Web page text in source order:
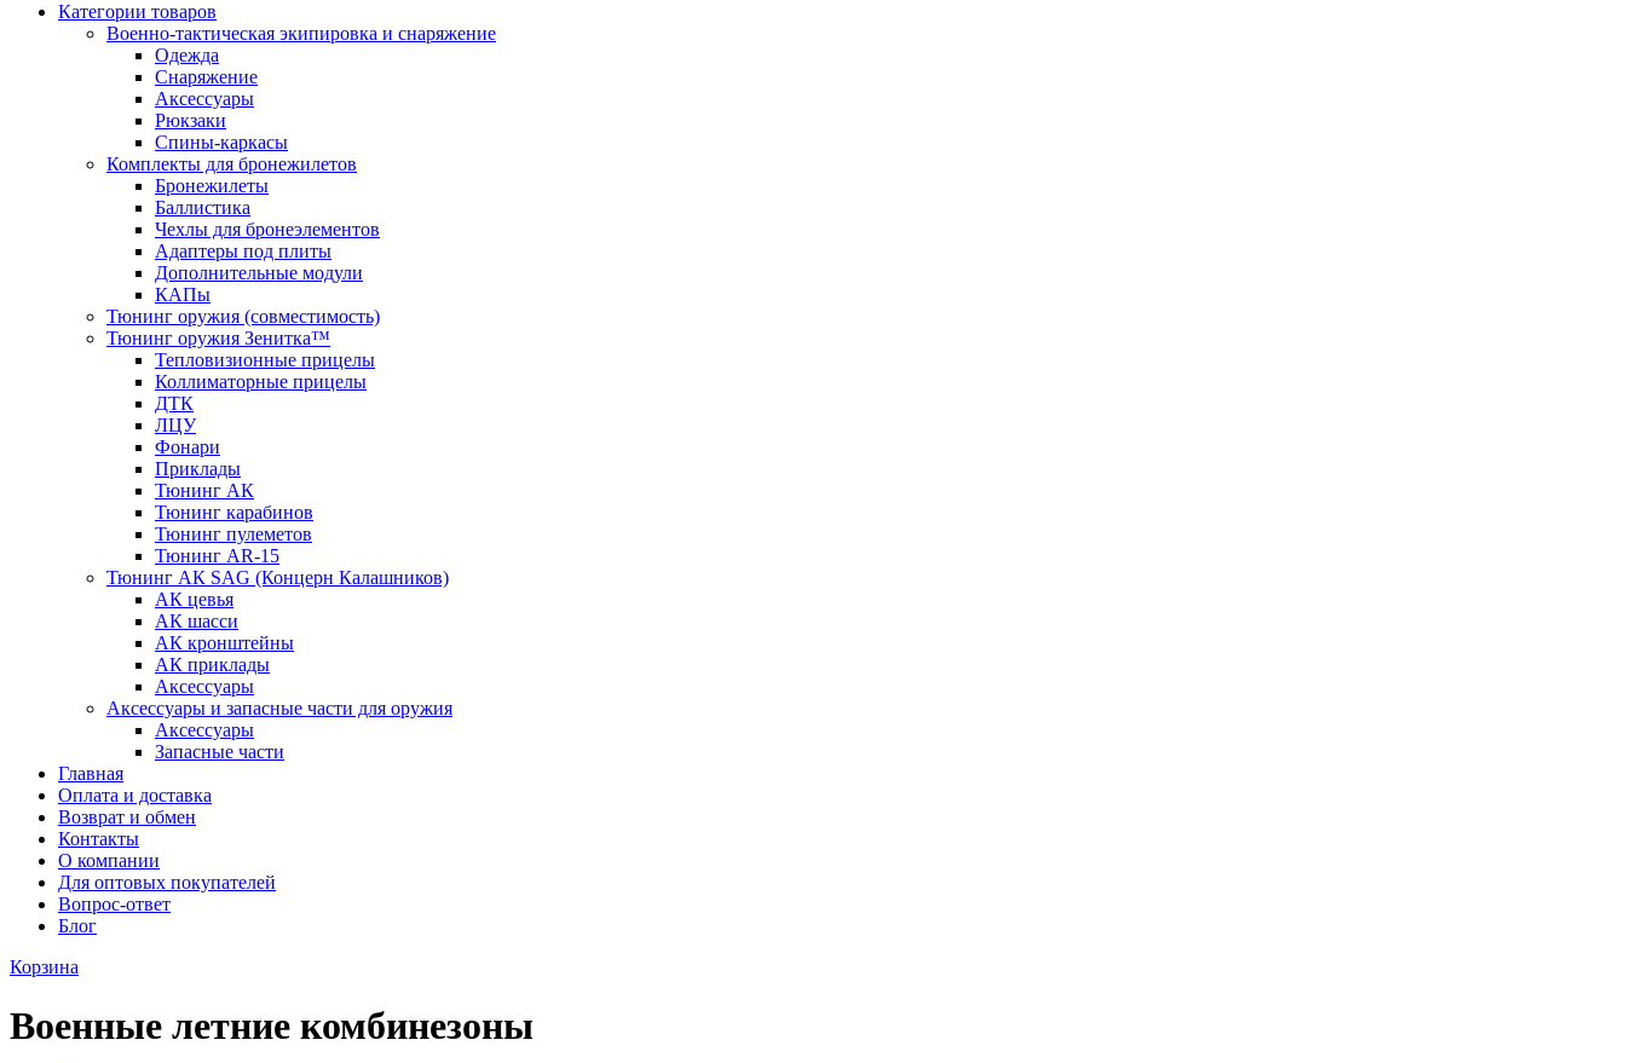
Категории товаров
Военно-тактическая экипировка и снаряжение
Одежда
Снаряжение
Аксессуары
Рюкзаки
Спины-каркасы
Комплекты для бронежилетов
Бронежилеты
Баллистика
Чехлы для бронеэлементов
Адаптеры под плиты
Дополнительные модули
КАПы
Тюнинг оружия (совместимость)
Тюнинг оружия Зенитка™
Тепловизионные прицелы
Коллиматорные прицелы
ДТК
ЛЦУ
Фонари
Приклады
Тюнинг АК
Тюнинг карабинов
Тюнинг пулеметов
Тюнинг AR-15
Тюнинг АК SAG (Концерн Калашников)
АК цевья
АК шасси
АК кронштейны
АК приклады
Аксессуары
Аксессуары и запасные части для оружия
Аксессуары
Запасные части
Главная
Оплата и доставка
Возврат и обмен
Контакты
О компании
Для оптовых покупателей
Вопрос-ответ
Блог
Корзина
Военные летние комбинезоны